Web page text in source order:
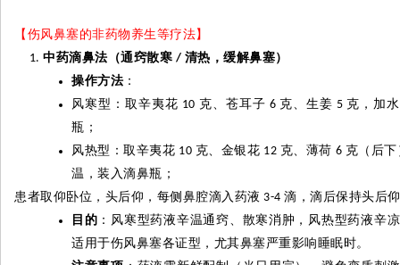
【伤风鼻塞的非药物养生等疗法】
中药滴鼻法（通窍散寒 / 清热，缓解鼻塞）
操作方法 ：
风寒型：取辛夷花 10 克、苍耳子 6 克、生姜 5 克，加水
瓶；
风热型：取辛夷花 10 克、金银花 12 克、薄荷 6 克（后
温，装入滴鼻瓶；
患者取仰卧位，头后仰，每侧鼻腔滴入药液 3-4 滴，滴后保持头后
目的 ：风寒型药液辛温通窍、散寒消肿，风热型药液辛
适用于伤风鼻塞各证型，尤其鼻塞严重影响睡眠时。